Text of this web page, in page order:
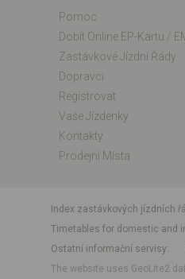
Pomoc
Zastávkové Jízdní Řády
Dopravci
Registrovat
Vaše Jízdenky
Kontakty
Prodejní Místa
index zastávkových jízdních
Timetables for domestic and
Ostatní informační servisy
The website uses GeoLite2